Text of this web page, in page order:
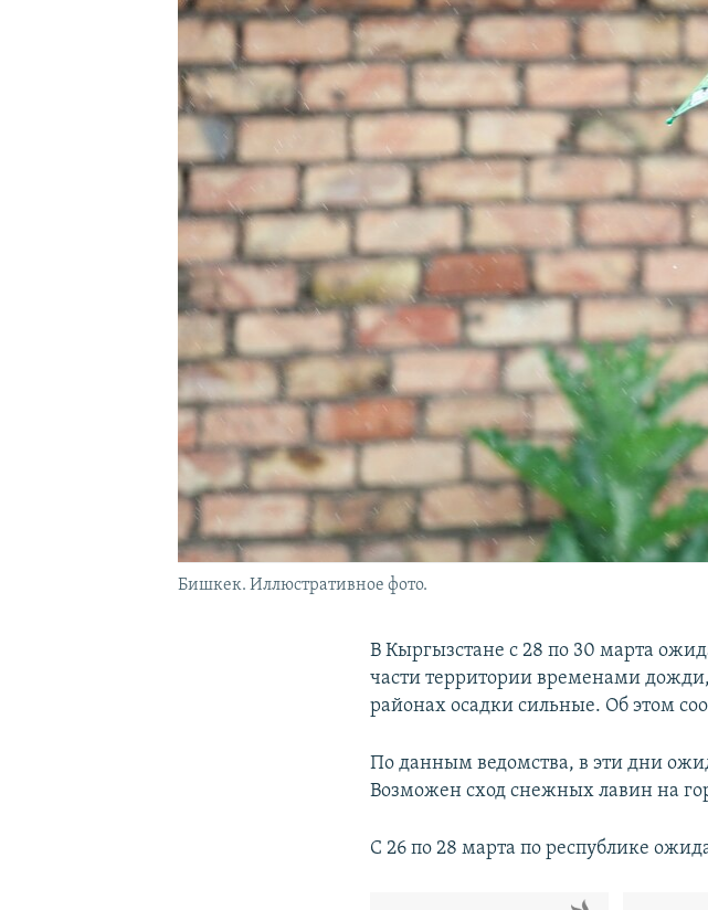
Бишкек. Иллюстративное фото.
В Кыргызстане с 28 по 30 марта
части территории временами
районах осадки сильные. Об этом
По данным ведомства, в эти дни
Возможен сход снежных лавин на
С 26 по 28 марта по республике